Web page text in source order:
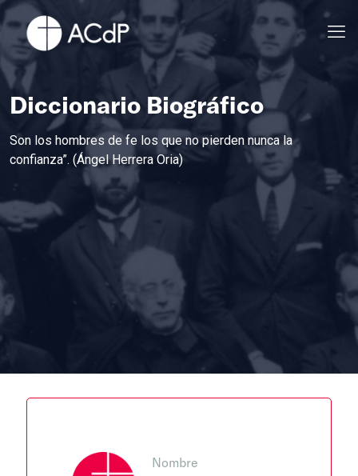
Diccionario Biográfico
Son los hombres de fe los que no pierden nunca la
confianza”. (Ángel Herrera Oria)
Nombre